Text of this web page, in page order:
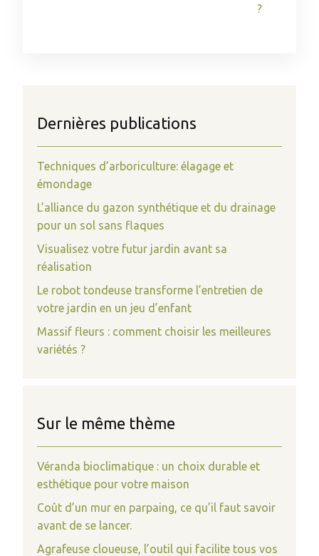
?
Dernières publications
Techniques d’arboriculture: élagage et
émondage
L’alliance du gazon synthétique et du drainage
pour un sol sans flaques
Visualisez votre futur jardin avant sa
réalisation
Le robot tondeuse transforme l’entretien de
votre jardin en un jeu d’enfant
Massif fleurs : comment choisir les meilleures
variétés ?
Sur le même thème
Véranda bioclimatique : un choix durable et
esthétique pour votre maison
Coût d’un mur en parpaing, ce qu’il faut savoir
avant de se lancer.
Agrafeuse cloueuse, l’outil qui facilite tous vos